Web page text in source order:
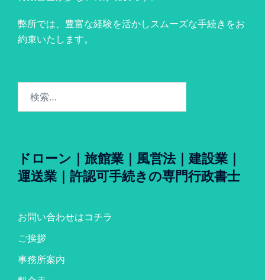
弊所では、豊富な経験を活かしスムーズな手続きをお
約束いたします。
ドローン｜旅館業｜風営法｜建設業｜
運送業｜許認可手続きの専門行政書士
お問い合わせはコチラ
ご挨拶
事務所案内